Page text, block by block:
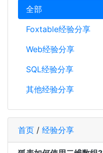
全部
Foxtable经验分享
Web经验分享
SQL经验分享
其他经验分享
首页 / 经验分享